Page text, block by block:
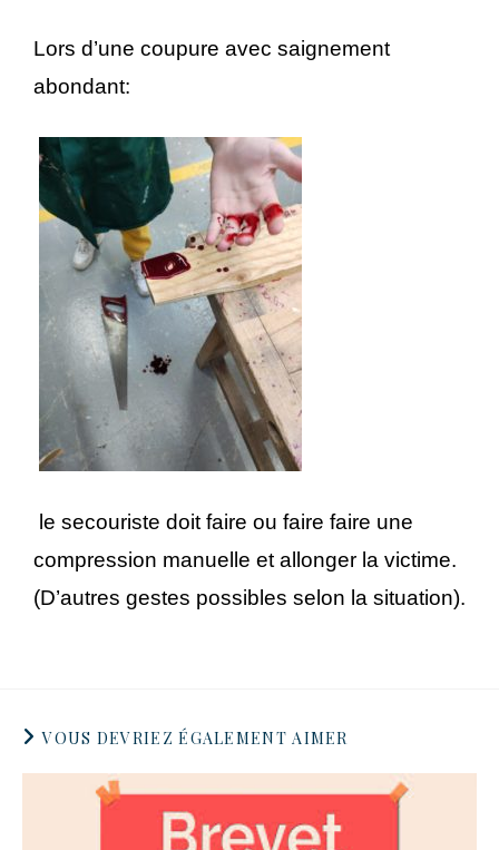
Lors d’une coupure avec saignement
abondant:
le secouriste doit faire ou faire faire une
compression manuelle et allonger la victime.
(D’autres gestes possibles selon la situation).
VOUS DEVRIEZ ÉGALEMENT AIMER